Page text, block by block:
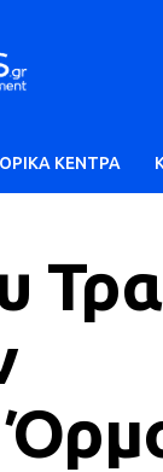
ΚΕΝΤΡΑ